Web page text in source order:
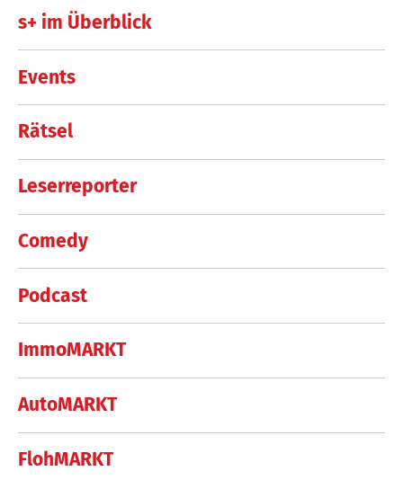
s+ im Überblick
Events
Rätsel
Leserreporter
Comedy
Podcast
ImmoMARKT
AutoMARKT
FlohMARKT